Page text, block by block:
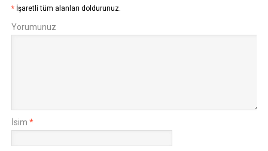
* İşaretli tüm alanları doldurunuz.
Yorumunuz
İsim *